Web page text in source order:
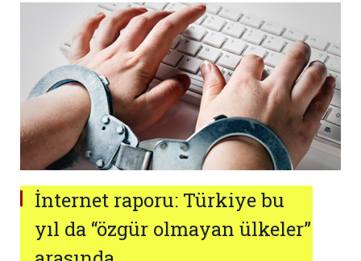
İnternet raporu: Türkiye bu
yıl da “özgür olmayan ülkeler”